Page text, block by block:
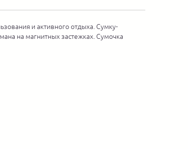
и активного отдыха. Сумку-
на магнитных застежках. Сумочка